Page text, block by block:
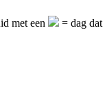
met een = dag